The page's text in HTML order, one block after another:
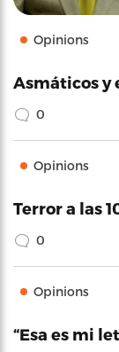
Opinions
Asmáticos y
0
Opinions
Terror a las
0
Opinions
“Esa es mi